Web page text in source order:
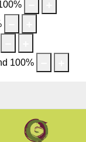
%
100%